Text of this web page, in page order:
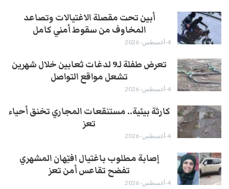
أبين تحت مقصلة الاغتيالات وتصاعد
المخاوف من سقوط أمني كامل
4-أغسطس- 2026
تعرض طفلة لـ9 لدغات ثعابين خلال شهرين
تشعل مواقع التواصل
4-أغسطس- 2026
كارثة بيئية.. مستنقعات المجاري تخنق أحياء
تعز
4-أغسطس- 2026
إصابة مطلوب باغتيال افتِهان المشهري
تفضح تقاعس أمن تعز
4-أغسطس- 2026